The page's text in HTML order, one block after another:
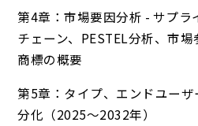
第4章：市場要因分析 - サプラ
チェーン、PESTEL分析、市
商標の概要
第5章：タイプ、エンドユー
分化（2025～2032年）